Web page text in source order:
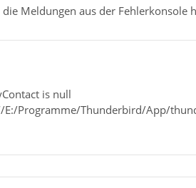
Meldungen aus der Fehlerkonsole
is null
E:/Programme/Thunderbird/App/